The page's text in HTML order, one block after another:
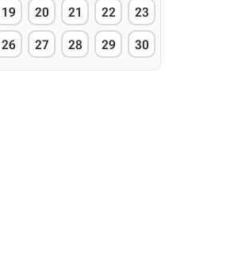
19 20 21 22 23
26 27 28 29 30